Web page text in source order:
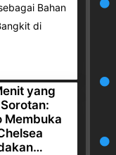
Bahan
di
yang
Membuka